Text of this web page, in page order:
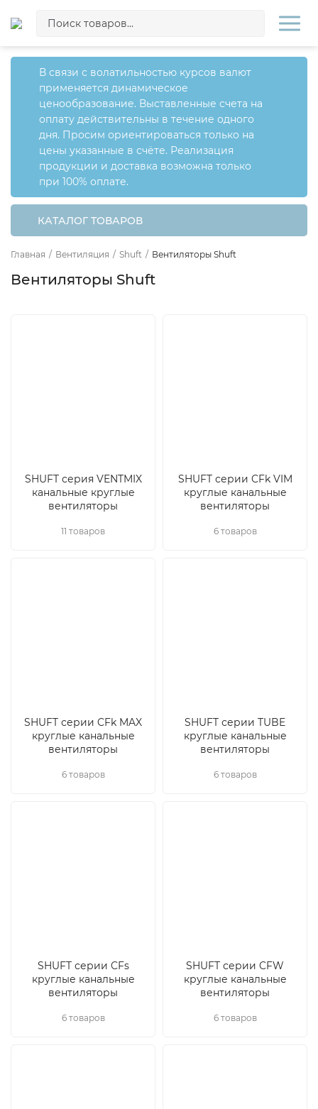
В связи с волатильностью курсов валют
применяется динамическое
ценообразование. Выставленные счета на
оплату действительны в течение одного
дня. Просим ориентироваться только на
цены указанные в счёте. Реализация
продукции и доставка возможна только
при 100% оплате.
КАТАЛОГ ТОВАРОВ
Главная / Вентиляция / Shuft / Вентиляторы Shuft
Вентиляторы Shuft
SHUFT серия VENTMIX
канальные круглые
вентиляторы
11 товаров
SHUFT серии CFk VIM
круглые канальные
вентиляторы
6 товаров
SHUFT серии CFk MAX
круглые канальные
вентиляторы
6 товаров
SHUFT серии TUBE
круглые канальные
вентиляторы
6 товаров
SHUFT серии CFs
круглые канальные
вентиляторы
6 товаров
SHUFT серии CFW
круглые канальные
вентиляторы
6 товаров